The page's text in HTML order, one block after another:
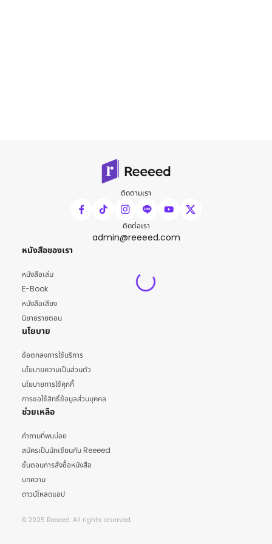
ติดตามเรา
ติดต่อเรา
admin@reeeed.com
หนังสือของเรา
หนังสือเล่ม
E-Book
หนังสือเสียง
นิยายรายตอน
นโยบาย
ข้อตกลงการใช้บริการ
นโยบายความเป็นส่วนตัว
นโยบายการใช้คุกกี้
การขอใช้สิทธิ์ข้อมูลส่วนบุคคล
ช่วยเหลือ
คำถามที่พบบ่อย
สมัครเป็นนักเขียนกับ Reeeed
ขั้นตอนการสั่งซื้อหนังสือ
บทความ
ดาวน์โหลดแอป
© 2025 Reeeed. All rights reserved.